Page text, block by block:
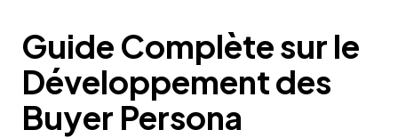
Guide Complète sur le
Développement des
Buyer Persona